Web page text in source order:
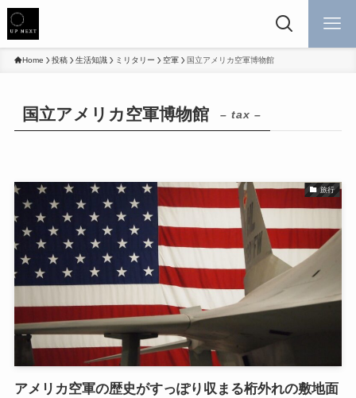
Home 投稿 生活知識 ミリタリー 空軍 国立アメリカ空軍博物館
国立アメリカ空軍博物館 – tax –
旅行
アメリカ空軍の歴史がすっぽり収まる桁外れの敷地面